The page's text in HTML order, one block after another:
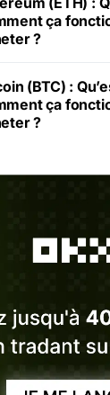
ça
?
(BTC) :
ça
?